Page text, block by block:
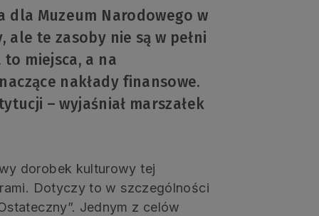
Muzeum Narodowego w
te zasoby nie są w pełni
miejsca, a na
nakłady finansowe.
– wyjaśniał marszałek
dorobek kulturowy tej
Dotyczy to w szczególności
Jednym z celów